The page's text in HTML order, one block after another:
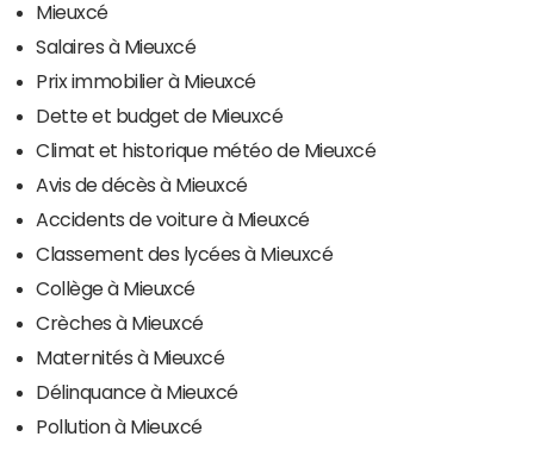
Mieuxcé
Salaires à Mieuxcé
Prix immobilier à Mieuxcé
Dette et budget de Mieuxcé
Climat et historique météo de Mieuxcé
Avis de décès à Mieuxcé
Accidents de voiture à Mieuxcé
Classement des lycées à Mieuxcé
Collège à Mieuxcé
Crèches à Mieuxcé
Maternités à Mieuxcé
Délinquance à Mieuxcé
Pollution à Mieuxcé